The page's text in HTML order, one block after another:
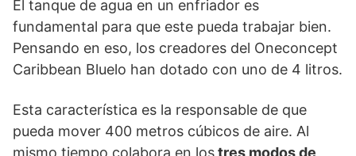
El tanque de agua en un enfriador es
fundamental para que este pueda trabajar bien.
Pensando en eso, los creadores del Oneconcept
Caribbean Bluelo han dotado con uno de 4 litros.
Esta característica es la responsable de que
pueda mover 400 metros cúbicos de aire. Al
mismo tiempo colabora en lostres modos de